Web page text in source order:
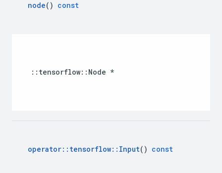
node() const
:: tensorflow:: Node *
operator:: tensorflow:: Input() const